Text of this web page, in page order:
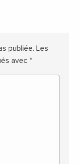
publiée. Les
avec *